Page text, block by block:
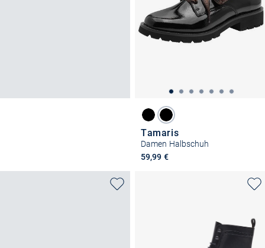
Tamaris
Damen Halbschuh
59,99 €